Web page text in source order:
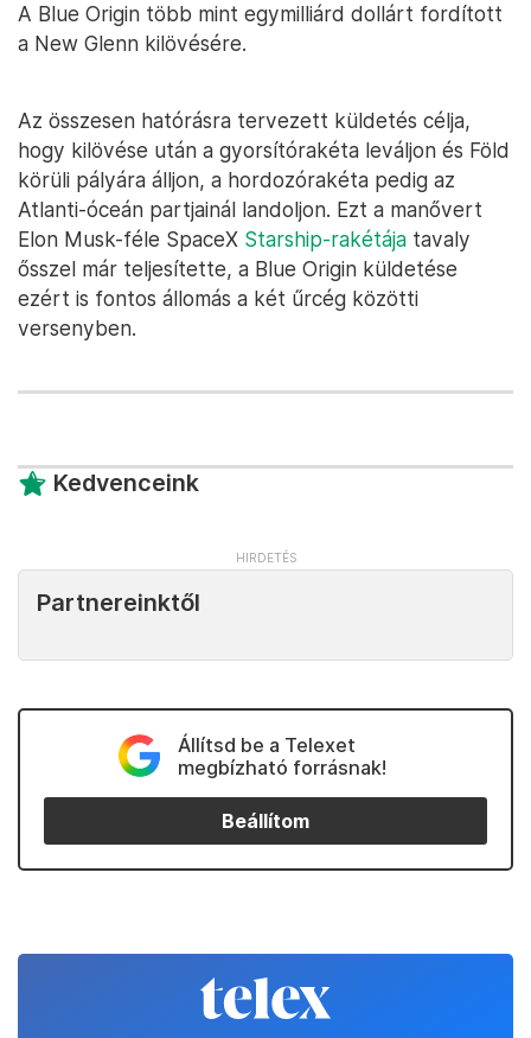
A Blue Origin több mint egymilliárd dollárt fordított
a New Glenn kilövésére.
Az összesen hatórásra tervezett küldetés célja,
hogy kilövése után a gyorsítórakéta leváljon és Föld
körüli pályára álljon, a hordozórakéta pedig az
Atlanti-óceán partjainál landoljon. Ezt a manővert
Elon Musk-féle SpaceX Starship-rakétája tavaly
ősszel már teljesítette, a Blue Origin küldetése
ezért is fontos állomás a két űrcég közötti
versenyben.
Kedvenceink
Partnereinktől
Állítsd be a Telexet
megbízható forrásnak!
Beállítom